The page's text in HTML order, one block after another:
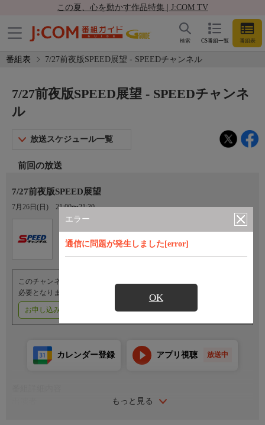
この夏、心を動かす作品特集 | J:COM TV
CS番組一覧 番組表
検索
番組表 7/27前夜版SPEED展望 - SPEEDチャンネル
エラー
通信に問題が発生しました[error]
OK
7/27前夜版SPEED展望 - SPEEDチャンネ
ル
放送スケジュール一覧
前回の放送
7/27前夜版SPEED展望
7月26日(日) 21:00〜21:30
このチャンネルのご視聴には、オプションチャンネル(有料)のご契約が
必要となります。
お申し込みはこちら ご利用料金はこちら
もっと見る
カレンダー登録 アプリ視聴 放送中